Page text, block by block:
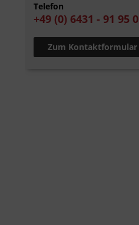
Telefon
+49 (0) 6431 - 91 95 0
Zum Kontaktformular